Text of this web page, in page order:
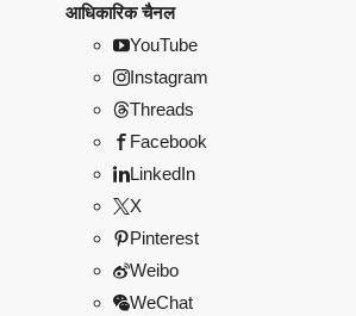
आधिकारिक चैनल
YouTube
Instagram
Threads
Facebook
LinkedIn
X
Pinterest
Weibo
WeChat